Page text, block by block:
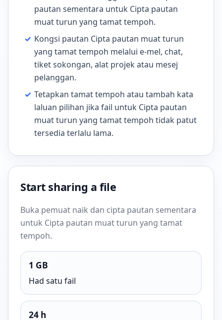
pautan sementara untuk Cipta pautan
muat turun yang tamat tempoh.
✓ Kongsi pautan Cipta pautan muat turun
yang tamat tempoh melalui e-mel, chat,
tiket sokongan, alat projek atau mesej
pelanggan.
✓ Tetapkan tamat tempoh atau tambah kata
laluan pilihan jika fail untuk Cipta pautan
muat turun yang tamat tempoh tidak patut
tersedia terlalu lama.
Start sharing a file
Buka pemuat naik dan cipta pautan sementara
untuk Cipta pautan muat turun yang tamat
tempoh.
1 GB
Had satu fail
24 h